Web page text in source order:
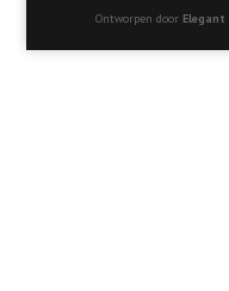
Ontworpen door Elegant